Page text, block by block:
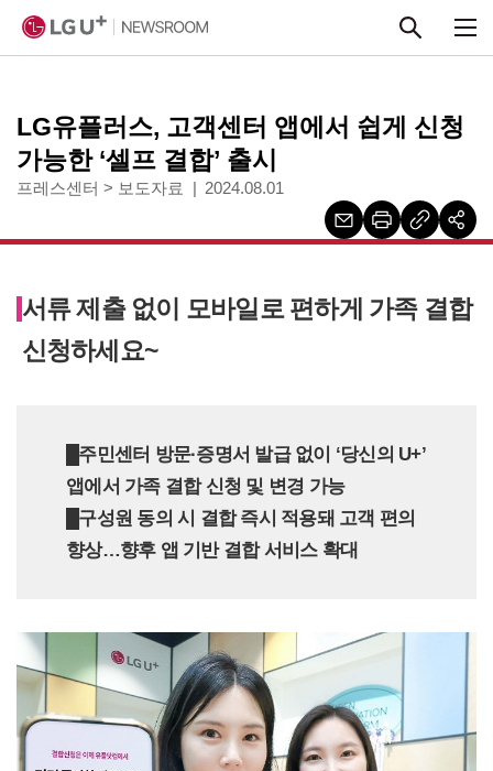
LG유플러스, 고객센터 앱에서 쉽게 신청
가능한 ‘셀프 결합’ 출시
프레스센터 > 보도자료 2024.08.01
서류 제출 없이 모바일로 편하게 가족 결합
신청하세요~
█주민센터 방문·증명서 발급 없이 ‘당신의 U+’
앱에서 가족 결합 신청 및 변경 가능
█구성원 동의 시 결합 즉시 적용돼 고객 편의
향상…향후 앱 기반 결합 서비스 확대